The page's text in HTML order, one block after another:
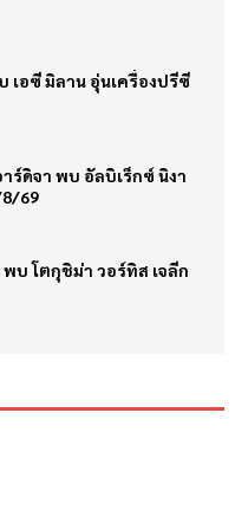
เอซี มิลาน อุ่นเครื่องปรีซี
ร์ดิจา พบ อัลบิเร็กซ์ นิงา
8/69
บ โตกุชิม่า วอร์ทิส เจลีก